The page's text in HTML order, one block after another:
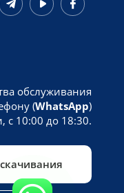
обслуживания
(WhatsApp)
с 10:00 до 18:30.